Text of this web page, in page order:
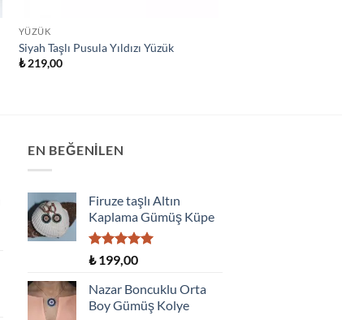
YÜZÜK
Siyah Taşlı Pusula Yıldızı Yüzük
₺219,00
EN BEĞENILEN
Firuze taşlı Altın
Kaplama Gümüş Küpe
5 üzerinden
oy
aldı
₺199,00
Nazar Boncuklu Orta
Boy Gümüş Kolye